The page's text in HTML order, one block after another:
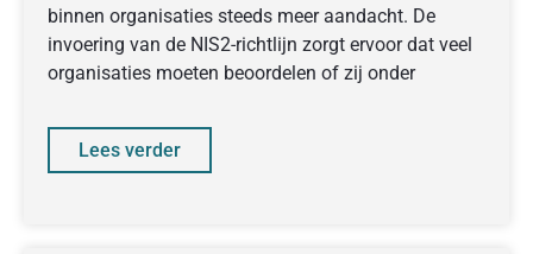
binnen organisaties steeds meer aandacht. De
invoering van de NIS2-richtlijn zorgt ervoor dat veel
organisaties moeten beoordelen of zij onder
Lees verder